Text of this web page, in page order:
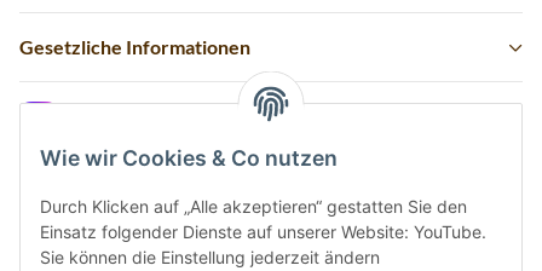
Wie wir Cookies & Co nutzen
Durch Klicken auf „Alle akzeptieren“ gestatten Sie den
Einsatz folgender Dienste auf unserer Website: YouTube.
Sie können die Einstellung jederzeit ändern
Gesetzliche Informationen
Vertrag widerrufen